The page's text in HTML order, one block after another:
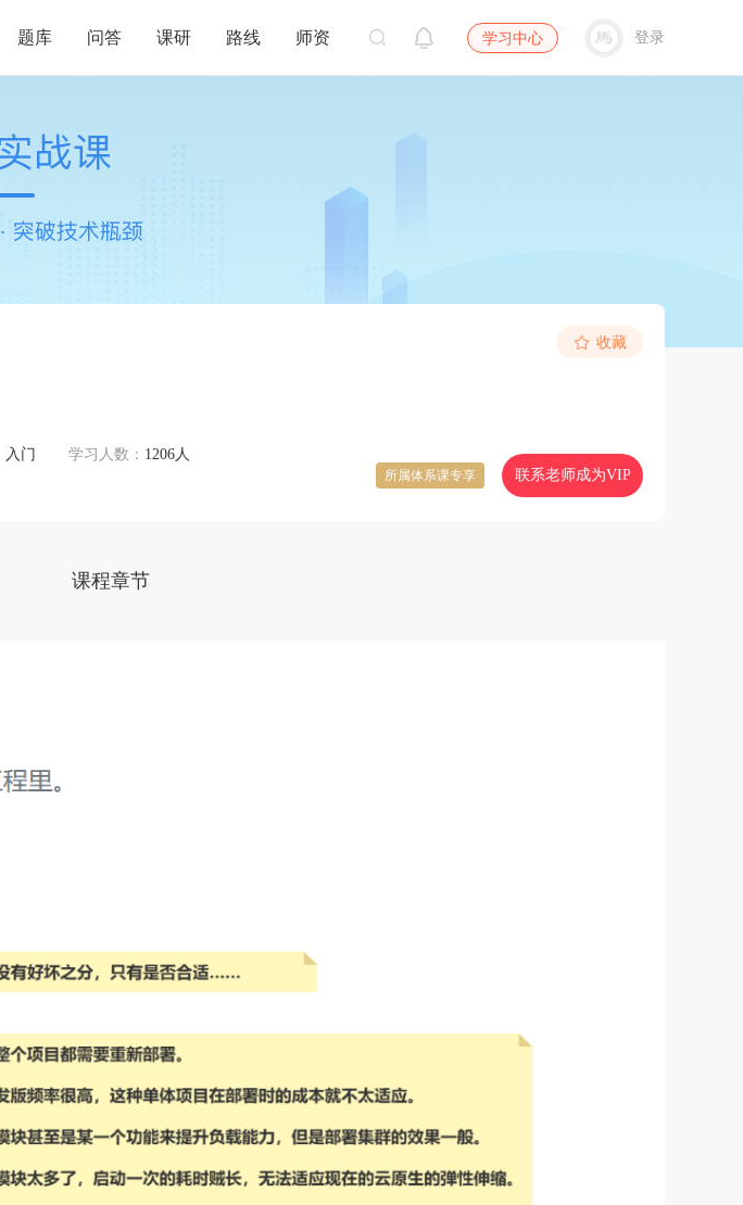
题库 问答 课研 路线 师资 学习中心 登录
入门 学习人数： 1206人
所属体系课专享 联系老师成为VIP
收藏
课程章节